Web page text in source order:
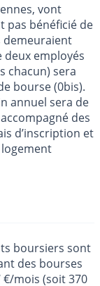
vont
pas bénéficié de
demeuraient
employés
chacun) sera
bourse (0bis).
annuel sera de
des
d’inscription et
logement
boursiers sont
des bourses
mois (soit 370